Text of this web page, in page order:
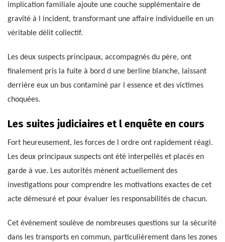
implication familiale ajoute une couche supplémentaire de
gravité à l incident, transformant une affaire individuelle en un
véritable délit collectif.
Les deux suspects principaux, accompagnés du père, ont
finalement pris la fuite à bord d une berline blanche, laissant
derrière eux un bus contaminé par l essence et des victimes
choquées.
Les suites judiciaires et l enquête en cours
Fort heureusement, les forces de l ordre ont rapidement réagi.
Les deux principaux suspects ont été interpellés et placés en
garde à vue. Les autorités mènent actuellement des
investigations pour comprendre les motivations exactes de cet
acte démesuré et pour évaluer les responsabilités de chacun.
Cet événement soulève de nombreuses questions sur la sécurité
dans les transports en commun, particulièrement dans les zones